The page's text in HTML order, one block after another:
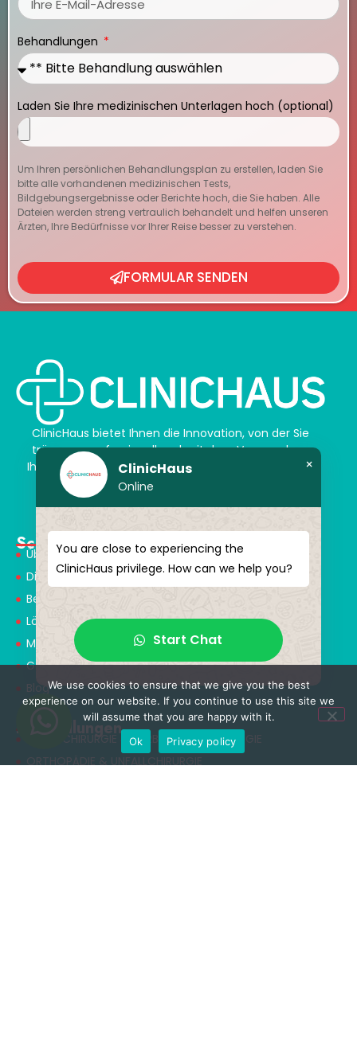
Behandlungen
Laden Sie Ihre medizinischen Unterlagen hoch (optional)
Um Ihren persönlichen Behandlungsplan zu erstellen, laden Sie
bitte alle vorhandenen medizinischen Tests,
Bildgebungsergebnisse oder Berichte hoch, die Sie haben. Alle
Dateien werden streng vertraulich behandelt und helfen unseren
Ärzten, Ihre Bedürfnisse vor Ihrer Reise besser zu verstehen.
FORMULAR SENDEN
ClinicHaus bietet Ihnen die Innovation, von der Sie
träumen, professionell und mit dem Versprechen,
Ihnen magische Akzente zu verleihen. Schenken Sie
sich selbst ein neues „Ich“.
Schnellmenü
Über Uns
Dienstleistungen
Behandlungen
Lösungspartner
Medical Consultants
Gesundheitstourismus
Blog
Behandlungen
NEUROCHIRURGIE & WIRBELSÄULENCHIRURGIE
ORTHOPÄDIE & UNFALLCHIRURGIE
ClinicHaus
Online
×
You are close to experiencing the
ClinicHaus privilege. How can we help you?
Start Chat
We use cookies to ensure that we give you the best
experience on our website. If you continue to use this site we
will assume that you are happy with it.
Ok
Privacy policy